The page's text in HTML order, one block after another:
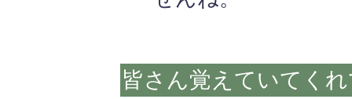
皆さん覚えていてく